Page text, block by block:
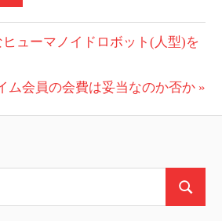
ューマノイドロボット(人型)を
ム会員の会費は妥当なのか否か
検